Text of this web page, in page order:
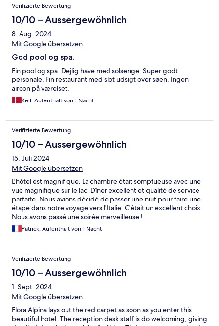
Verifizierte Bewertung
10/10 – Aussergewöhnlich
8. Aug. 2024
Mit Google übersetzen
God pool og spa.
Fin pool og spa. Dejlig have med solsenge. Super godt
personale. Fin restaurant med slot udsigt over søen. Ingen
aircon på værelset.
Kell, Aufenthalt von 1 Nacht
Verifizierte Bewertung
10/10 – Aussergewöhnlich
15. Juli 2024
Mit Google übersetzen
L'hôtel est magnifique. La chambre était somptueuse avec une
vue magnifique sur le lac. Dîner excellent et qualité de service
parfaite. Nous avions décidé de passer une nuit pour faire une
étape dans notre voyage vers l'Italie. C'était un excellent choix.
Nous avons passé une soirée merveilleuse !
Patrick, Aufenthalt von 1 Nacht
Verifizierte Bewertung
10/10 – Aussergewöhnlich
1. Sept. 2024
Mit Google übersetzen
Flora Alpina lays out the red carpet as soon as you enter this
beautiful hotel. The reception desk staff is do welcoming, giving